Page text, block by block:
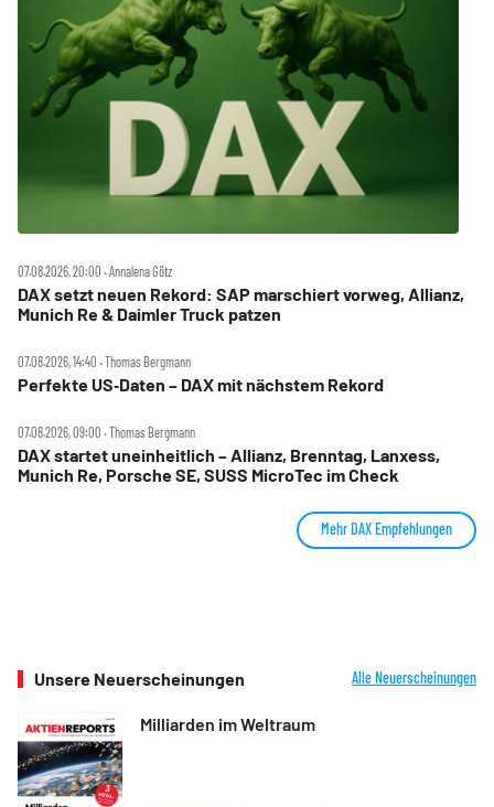
07.08.2026, 20:00 ‧ Annalena Götz
DAX setzt neuen Rekord: SAP marschiert vorweg, Allianz,
Munich Re & Daimler Truck patzen
07.08.2026, 14:40 ‧ Thomas Bergmann
Perfekte US‑Daten – DAX mit nächstem Rekord
07.08.2026, 09:00 ‧ Thomas Bergmann
DAX startet uneinheitlich – Allianz, Brenntag, Lanxess,
Munich Re, Porsche SE, SUSS MicroTec im Check
Mehr DAX Empfehlungen
Unsere Neuerscheinungen Alle Neuerscheinungen
Milliarden im Weltraum